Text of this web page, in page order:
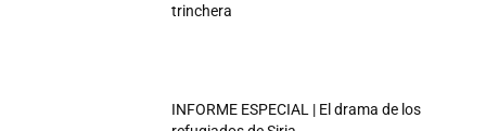
trinchera
INFORME ESPECIAL | El drama de los